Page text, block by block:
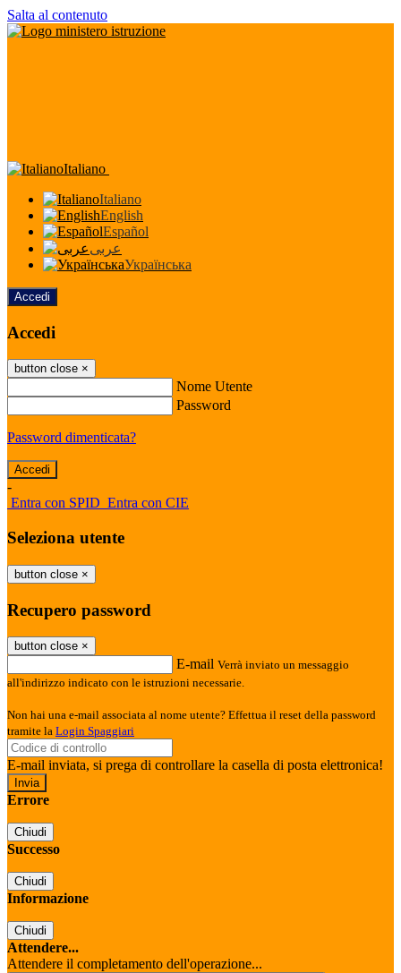
Salta al contenuto
Italiano
Italiano
English
Español
عربى
Українська
Accedi
Accedi
button close ×
Nome Utente
Password
Password dimenticata?
-
Entra con SPID Entra con CIE
Seleziona utente
button close ×
Recupero password
button close ×
E-mail Verrà inviato un messaggio
all'indirizzo indicato con le istruzioni necessarie.
Non hai una e-mail associata al nome utente? Effettua il reset della password
tramite la Login Spaggiari
E-mail inviata, si prega di controllare la casella di posta elettronica!
Errore
Chiudi
Successo
Chiudi
Informazione
Chiudi
Attendere...
Attendere il completamento dell'operazione...